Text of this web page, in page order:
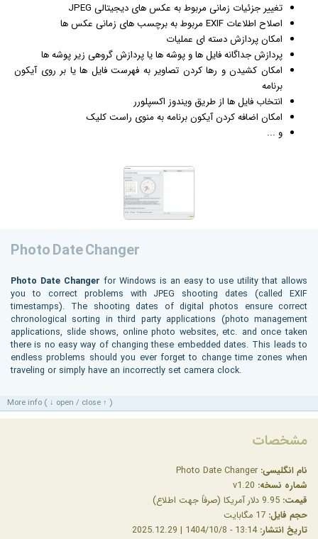
تغییر جزئیات زمانی مربوط به عکسهای دیجیتالی JPEG
اصلاح اطلاعات EXIF مربوط به برچسب های زمانی عکس ها
امکان پردازش دسته ای عملیات
پردازش جداگانه فایل ها و پوشه ها یا پردازش گروهی زیر پوشه ها
امکان کشیدن و رها کردن تصاویر به فهرست فایل ها یا بر رویآیکون
برنامه
انتخاب فایل ها از طریق ویندوز اکسپلورر
امکان اضافه کردن آیکون برنامه به منوی راست کلیک
و ...
Photo Date Changer
Photo Date Changer for Windows is an easy to use utility that allows
you to correct problems with JPEG shooting dates (called EXIF
timestamps). The shooting dates of digital photos ensure correct
chronological sorting in third party applications (photo management
applications, slide shows, online photo websites, etc. and once taken
there is no easy way of changing these embedded dates. This leads to
endless problems should you ever forget to change time zones when
traveling or simply have an incorrectly set camera clock.
More info ( ↓ open / close ↑ )
مشخصات
نام انگلیسی:
شماره نسخه:
قیمت:
حجم فایل:
تاریخ انتشار: 13:14 - 1404/10/8 | 2025.12.29